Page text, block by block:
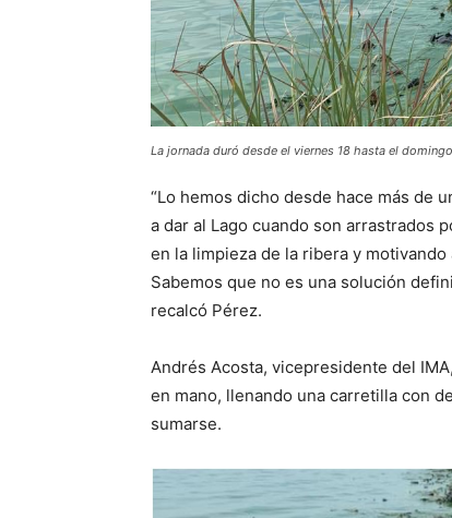
La jornada duró desde el viernes 18 hasta el
“Lo hemos dicho desde hace más de
a dar al Lago cuando son arrastrados
en la limpieza de la ribera y
Sabemos que no es una solución
recalcó Pérez.
Andrés Acosta, vicepresidente del
en mano, llenando una carretilla con
sumarse.